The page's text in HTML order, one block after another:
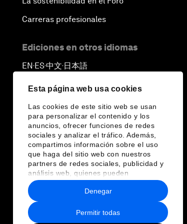
Esta página web usa cookies
Las cookies de este sitio web se usan
para personalizar el contenido y los
anuncios, ofrecer funciones de redes
sociales y analizar el tráfico. Además,
compartimos información sobre el uso
que haga del sitio web con nuestros
partners de redes sociales, publicidad y
análisis web, quienes pueden
combinarla con otra información que les
haya proporcionado o que hayan
recopilado a partir del uso que haya
hecho de sus servicios.
Permitir todas
Denegar
Carreras profesionales
Ediciones en otros idiomas
EN ▪ES▪中文▪ 日本語